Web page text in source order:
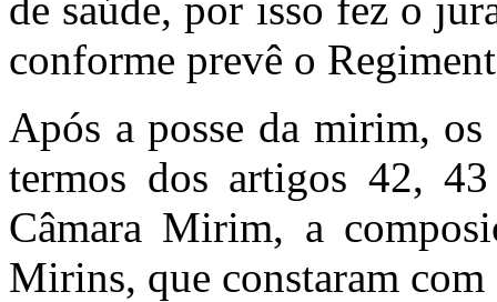
conforme prevê o
Após a posse da mirim,
termos dos artigos 42,
Câmara Mirim, a
Mirins, que constaram